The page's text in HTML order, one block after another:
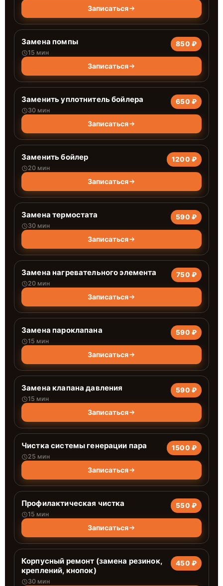
Записаться
Замена помпы
15 мин
850 ₽
Записаться
Заменить уплотнитель бойлера
30 мин
650 ₽
Записаться
Заменить бойлер
20 мин
1200 ₽
Записаться
Замена термостата
30 мин
590 ₽
Записаться
Замена нагревательного элемента
20 мин
750 ₽
Записаться
Замена пароклапана
15 мин
590 ₽
Записаться
Замена клапана давления
15 мин
590 ₽
Записаться
Чистка системы генерации пара
25 мин
1500 ₽
Записаться
Профилактическая чистка
15 мин
550 ₽
Записаться
Корпусный ремонт (замена резинок,
креплений, кнопок)
30 мин
450 ₽